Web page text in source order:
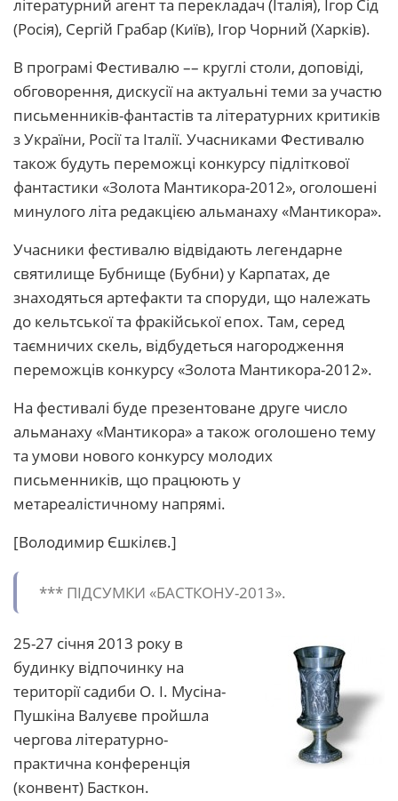
літературний агент та перекладач (Італія), Ігор Сід
(Росія), Сергій Грабар (Київ), Ігор Чорний (Харків).
В програмі Фестивалю –– круглі столи, доповіді,
обговорення, дискусії на актуальні теми за участю
письменників-фантастів та літературних критиків
з України, Росії та Італії. Учасниками Фестивалю
також будуть переможці конкурсу підліткової
фантастики «Золота Мантикора-2012», оголошені
минулого літа редакцією альманаху «Мантикора».
Учасники фестивалю відвідають легендарне
святилище Бубнище (Бубни) у Карпатах, де
знаходяться артефакти та споруди, що належать
до кельтської та фракійської епох. Там, серед
таємничих скель, відбудеться нагородження
переможців конкурсу «Золота Мантикора-2012».
На фестивалі буде презентоване друге число
альманаху «Мантикора» а також оголошено тему
та умови нового конкурсу молодих
письменників, що працюють у
метареалістичному напрямі.
[Володимир Єшкілєв.]
*** ПІДСУМКИ «БАСТКОНУ-2013».
25-27 січня 2013 року в
будинку відпочинку на
території садиби О. І. Мусіна-
Пушкіна Валуєве пройшла
чергова літературно-
практична конференція
(конвент) Басткон.